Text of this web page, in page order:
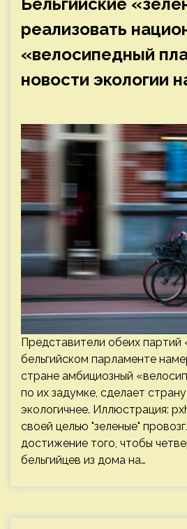
реализовать
«велосипедный
новости экологии
Представители обеих партий
бельгийском парламенте
стране амбициозный
по их задумке, сделает
экологичнее. Иллюстрация:
своей целью "зеленые"
достижение того, чтобы
бельгийцев из дома на…